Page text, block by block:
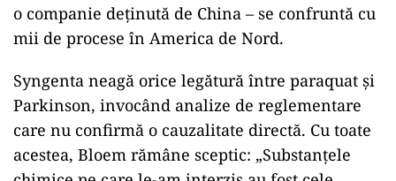
o companie deținută de China – se confruntă cu
mii de procese în America de Nord.
Syngenta neagă orice legătură între paraquat și
Parkinson, invocând analize de reglementare
care nu confirmă o cauzalitate directă. Cu toate
acestea, Bloem rămâne sceptic: „Substanțele